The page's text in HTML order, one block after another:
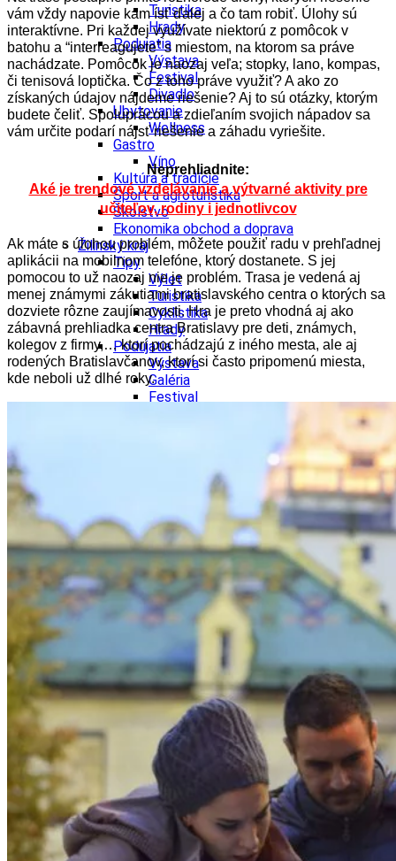
Turistika
Hrady
Podujatia
Výstava
Festival
Divadlo
Ubytovanie
Wellness
Gastro
Víno
Kultúra a tradície
Šport a agroturistika
Školstvo
Ekonomika obchod a doprava
Žilinský kraj
Tipy
Výlet
Turistika
Cyklistika
Hrady
Podujatia
Výstava
Galéria
Festival
Kultúra a tradície
Kúpele
Šport a agroturistika
Školstvo
Ekonomika obchod a doprava
Banskobystrický kraj
Tipy
Cyklistika
Hrady
Podujatia
Výstava
Galéria
Festival
Folklór
Ubytovanie
Wellness
Gastro
Kaviarne
Kultúra a tradície
vám vždy napovie kam ísť ďalej a čo tam robiť. Úlohy sú
interaktívne. Pri každej využívate niektorú z pomôcok v
batohu a “interreagujete” s miestom, na ktorom sa práve
nachádzate. Pomôcok je naozaj veľa; stopky, lano, kompas,
či tenisová loptička. Čo z toho práve využiť? A ako zo
získaných údajov nájdeme riešenie? Aj to sú otázky, ktorým
budete čeliť. Spoluprácou a zdieľaním svojich nápadov sa
vám určite podarí nájsť riešenie a záhadu vyriešite.
Neprehliadnite:
Aké je trendové vzdelávanie a výtvarné aktivity pre
učiteľov, rodiny i jednotlivcov
Ak máte s úlohou problém, môžete použiť radu v prehľadnej
aplikácii na mobilnom telefóne, ktorý dostanete. S jej
pomocou to už naozaj nie je problém. Trasa je vedená aj
menej známymi zákutiami bratislavského centra o ktorých sa
dozviete rôzne zaujímavosti. Hra je preto vhodná aj ako
zábavná prehliadka centra Bratislavy pre deti, známych,
kolegov z firmy,… ktorí pochádzajú z iného mesta, ale aj
rodených Bratislavčanov, ktorí si často pripomenú miesta,
kde neboli už dlhé roky.